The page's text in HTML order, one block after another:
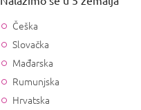
Češka
Slovačka
Mađarska
Rumunjska
Hrvatska